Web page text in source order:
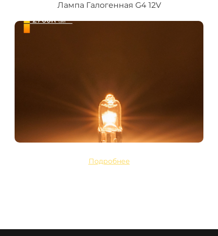
Лампа Галогенная G4 12V
Подробнее